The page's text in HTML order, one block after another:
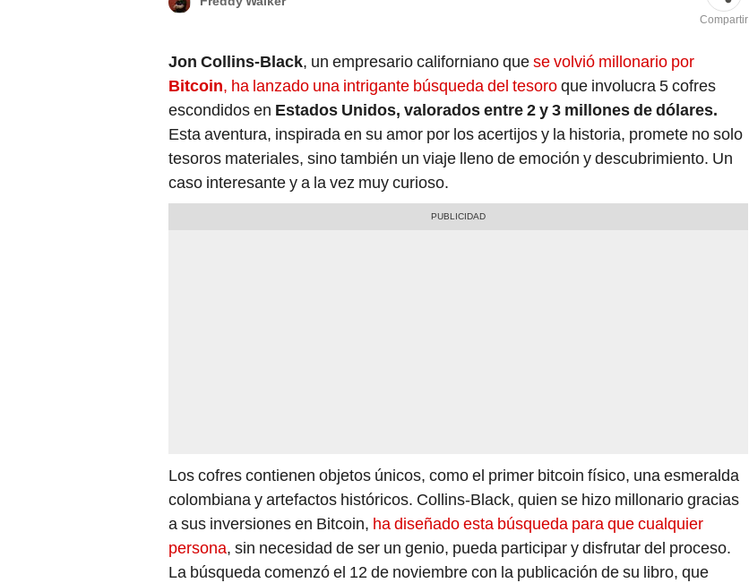
Compartir
Jon Collins-Black, un empresario californiano quese volvió millonario por
Bitcoin, ha lanzado una intrigante búsqueda del tesoroque involucra 5 cofres
escondidos en Estados Unidos, valorados entre 2 y 3 millones de dólares.
Esta aventura, inspirada en su amor por los acertijos y la historia, promete no solo
tesoros materiales, sino también un viaje lleno de emoción y descubrimiento. Un
caso interesante y a la vez muy curioso.
Los cofres contienen objetos únicos, como el primer bitcoin físico, una esmeralda
colombiana y artefactos históricos. Collins-Black, quien se hizo millonario gracias
a sus inversiones en Bitcoin, ha diseñado esta búsqueda para que cualquier
persona, sin necesidad de ser un genio, pueda participar y disfrutar del proceso.
La búsqueda comenzó el 12 de noviembre con la publicación de su libro, que